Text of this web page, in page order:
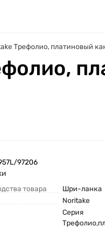
Трефолио, платиновый
97206
товара
Шри-ланка
Noritake
Серия